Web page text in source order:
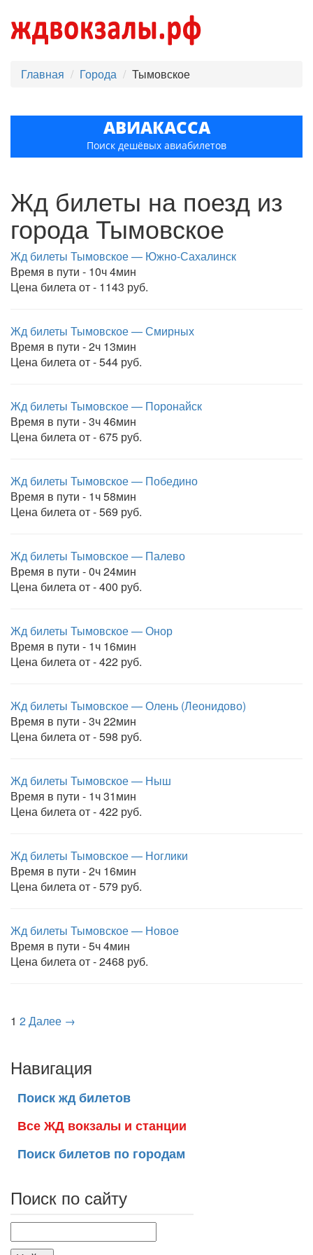
Главная Города Тымовское
АВИАКАССА
Поиск дешёвых авиабилетов
Жд билеты на поезд из
города Тымовское
Жд билеты Тымовское — Южно-Сахалинск
Время в пути - 10ч 4мин
Цена билета от - 1143 руб.
Жд билеты Тымовское — Смирных
Время в пути - 2ч 13мин
Цена билета от - 544 руб.
Жд билеты Тымовское — Поронайск
Время в пути - 3ч 46мин
Цена билета от - 675 руб.
Жд билеты Тымовское — Победино
Время в пути - 1ч 58мин
Цена билета от - 569 руб.
Жд билеты Тымовское — Палево
Время в пути - 0ч 24мин
Цена билета от - 400 руб.
Жд билеты Тымовское — Онор
Время в пути - 1ч 16мин
Цена билета от - 422 руб.
Жд билеты Тымовское — Олень (Леонидово)
Время в пути - 3ч 22мин
Цена билета от - 598 руб.
Жд билеты Тымовское — Ныш
Время в пути - 1ч 31мин
Цена билета от - 422 руб.
Жд билеты Тымовское — Ноглики
Время в пути - 2ч 16мин
Цена билета от - 579 руб.
Жд билеты Тымовское — Новое
Время в пути - 5ч 4мин
Цена билета от - 2468 руб.
1 2Далее →
Навигация
Поиск жд билетов
Все ЖД вокзалы и станции
Поиск билетов по городам
Поиск по сайту